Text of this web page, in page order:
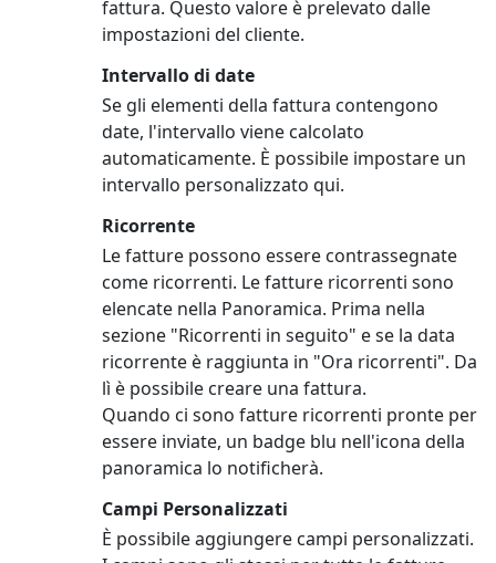
fattura. Questo valore è prelevato dalle
impostazioni del cliente.
Intervallo di date
Se gli elementi della fattura contengono
date, l'intervallo viene calcolato
automaticamente. È possibile impostare un
intervallo personalizzato qui.
Ricorrente
Le fatture possono essere contrassegnate
come ricorrenti. Le fatture ricorrenti sono
elencate nella Panoramica. Prima nella
sezione "Ricorrenti in seguito" e se la data
ricorrente è raggiunta in "Ora ricorrenti". Da
lì è possibile creare una fattura.
Quando ci sono fatture ricorrenti pronte per
essere inviate, un badge blu nell'icona della
panoramica lo notificherà.
Campi Personalizzati
È possibile aggiungere campi personalizzati.